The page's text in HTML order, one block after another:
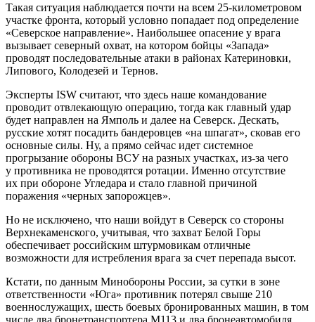
Такая ситуация наблюдается почти на всем 25-километровом
участке фронта, который условно попадает под определение
«Северское направление». Наибольшее опасение у врага
вызывает северный охват, на котором бойцы «Запада»
проводят последовательные атаки в районах Катериновки,
Липового, Колодезей и Тернов.
Эксперты ISW считают, что здесь наше командование
проводит отвлекающую операцию, тогда как главный удар
будет направлен на Ямполь и далее на Северск. Дескать,
русские хотят посадить бандеровцев «на шпагат», сковав его
основные силы. Ну, а прямо сейчас идет системное
прогрызание обороны ВСУ на разных участках, из-за чего
у противника не проводятся ротации. Именно отсутствие
их при обороне Угледара и стало главной причиной
поражения «черных запорожцев».
Но не исключено, что наши войдут в Северск со стороны
Верхнекаменского, учитывая, что захват Белой Горы
обеспечивает российским штурмовикам отличные
возможности для истребления врага за счет перепада высот.
Кстати, по данным Минобороны России, за сутки в зоне
ответственности «Юга» противник потерял свыше 210
военнослужащих, шесть боевых бронированных машин, в том
числе два бронетранспортера М113 и два бронеавтомобиля